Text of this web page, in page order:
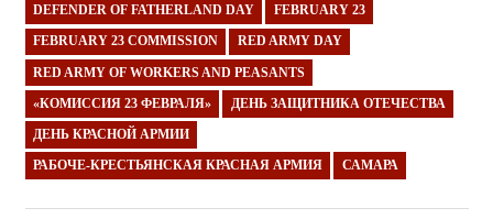
DEFENDER OF FATHERLAND DAY FEBRUARY 23
FEBRUARY 23 COMMISSION RED ARMY DAY
RED ARMY OF WORKERS AND PEASANTS
«КОМИССИЯ 23 ФЕВРАЛЯ» ДЕНЬ ЗАЩИТНИКА ОТЕЧЕСТВА
ДЕНЬ КРАСНОЙ АРМИИ
РАБОЧЕ-КРЕСТЬЯНСКАЯ КРАСНАЯ АРМИЯ САМАРА